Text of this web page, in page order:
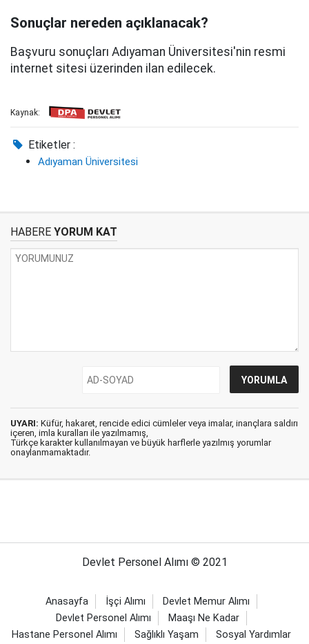
Sonuçlar nereden açıklanacak?
Başvuru sonuçları Adıyaman Üniversitesi'nin resmi
internet sitesi üzerinden ilan edilecek.
Kaynak:
Etiketler :
Adıyaman Üniversitesi
HABERE YORUM KAT
UYARI: Küfür, hakaret, rencide edici cümleler veya imalar, inançlara saldırı
içeren, imla kuralları ile yazılmamış,
Türkçe karakter kullanılmayan ve büyük harflerle yazılmış yorumlar
onaylanmamaktadır.
Devlet Personel Alımı © 2021
Anasayfa İşçi Alımı
Devlet Memur Alımı
Devlet Personel Alımı
Maaşı Ne Kadar
Hastane Personel Alımı
Sağlıklı Yaşam Sosyal Yardımlar